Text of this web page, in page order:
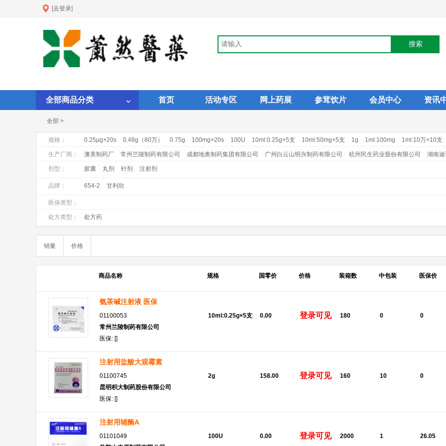
[去登录]
全部商品分类 首页 活动专区 网上药展 参茸饮片 会员中心 资讯
全部 >
规格： 0.25μg×20s 0.48g（80万） 0.75g 100mg×20s 100U 10ml:0.25g×5支 10ml:50mg×5支 1g 1ml:100mg 1ml:10万×10支
1ml:1mg×10支
1ml:1mgX10支 1ml:20mg:×10支 1ml:25mg×10支 20mg×14s 250mg×24s 2g 2ml:0.1g×10支
生产厂商： 澳美制药厂 常州兰陵制药有限公司 成都地奥制药集团有限公司 广州白云山明兴制药有限公司 杭州民生药业股份有限公司
湖南迪
昆明积大制药股份有限公司
浙江瑞新药业股份有限公司
剂型： 胶囊 丸剂 针剂 注射剂
品牌： 654-2 甘利欣
医保类型：
处方类型： 处方药
销量 价格
商品名称 规格 国零价 价格 装箱数 中包装 医保价
氨茶碱注射液 医保
01100053
常州兰陵制药有限公司
医保: []
10ml:0.25g×5支 0.00 登录可见 180 0 0
注射用盐酸大观霉素
01100745
昆明积大制药股份有限公司
医保: []
2g 158.00 登录可见 160 10 0
注射用辅酶A
01101049
100U 0.00 登录可见 2000 1 26.05